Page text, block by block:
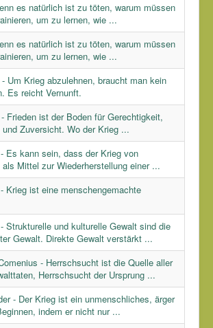
es natürlich ist zu töten, warum müssen
um zu lernen, wie ...
es natürlich ist zu töten, warum müssen
um zu lernen, wie ...
Um Krieg abzulehnen, braucht man kein
Es reicht Vernunft.
Frieden ist der Boden für Gerechtigkeit,
Zuversicht. Wo der Krieg ...
Es kann sein, dass der Krieg von
Mittel zur Wiederherstellung einer ...
Krieg ist eine menschengemachte
Strukturelle und kulturelle Gewalt sind die
Gewalt. Direkte Gewalt verstärkt ...
- Herrschsucht ist die Quelle aller
Herrschsucht der Ursprung ...
- Der Krieg ist ein unmenschliches, ärger
indem er nicht nur ...